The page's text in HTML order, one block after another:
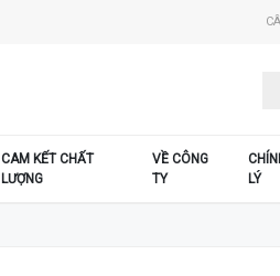
CAM KẾT CHẤT
LƯỢNG
VỀ CÔNG
TY
LÝ